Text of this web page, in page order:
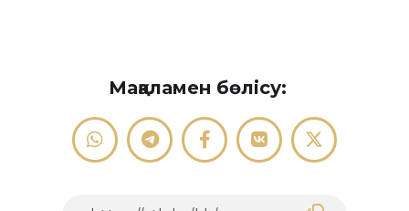
Мақаламен бөлісу: